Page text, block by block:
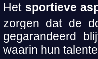
Het sportieve
zorgen dat de
gegarandeerd
waarin hun